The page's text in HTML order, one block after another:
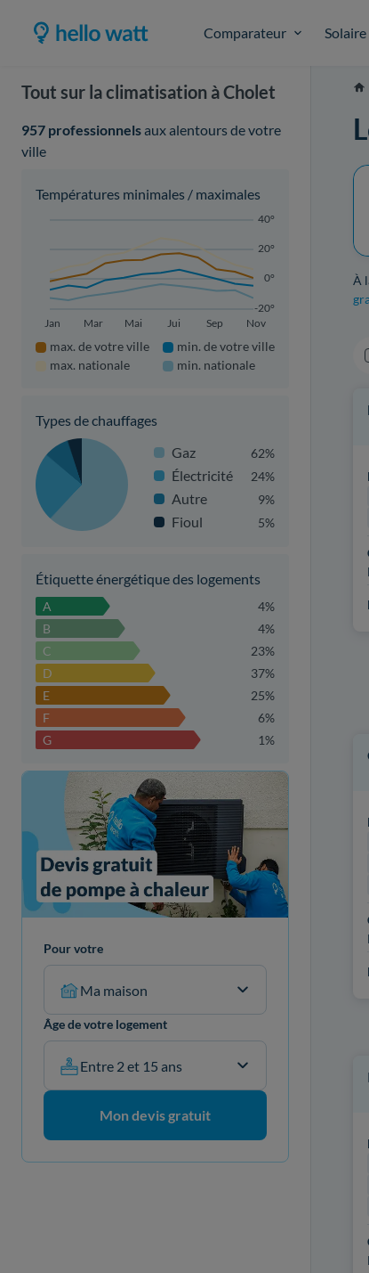
Comparateur Solaire
Tout sur la climatisation à Cholet
957 professionnelsaux alentours de votre
ville
Températures minimales / maximales
-20°
0°
20°
40°
Jan Mar Mai Jui Sep Nov
max. de votre ville
max. nationale
min. de votre ville
min. nationale
Types de chauffages
Gaz
62%
Électricité 24%
Autre 9%
Fioul 5%
Étiquette énergétique des logements
A
4%
B
4%
C
23%
D
37%
E
25%
F
6%
G
1%
Pour votre
Ma maison
Âge de votre logement
Entre 2 et 15 ans
Mon devis gratuit
À